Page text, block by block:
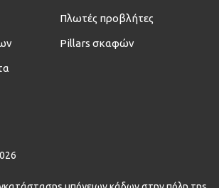
Πλωτές προβλήτες
Pillars σκαφών